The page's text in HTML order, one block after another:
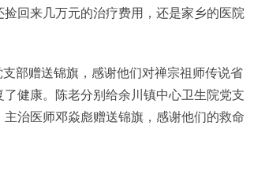
回来几万元的治疗费用，还是家乡的医院
部赠送锦旗，感谢他们对禅宗祖师传说省
健康。陈老分别给余川镇中心卫生院党支
治医师邓焱彪赠送锦旗，感谢他们的救命